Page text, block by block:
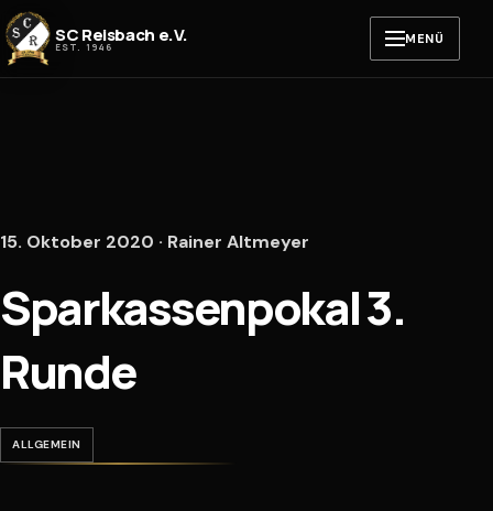
Zum Inhalt springen
SC Reisbach e.V.
EST. 1946 MENÜ
15. Oktober 2020 · Rainer Altmeyer
Sparkassenpokal 3.
Runde
ALLGEMEIN